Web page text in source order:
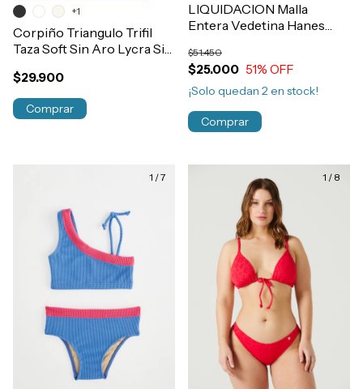
Corpiño Triangulo Trifil
Taza Soft Sin Aro Lycra Sin
$29.900
+1
Comprar
LIQUIDACION Malla
Entera Vedetina Hanes
Art.4378
$25.000
$51.450
51% OFF
¡Solo quedan 2en stock!
Comprar
1 /7 1 / 8